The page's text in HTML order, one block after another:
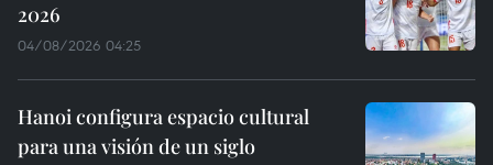
2026
04/08/2026 04:25
Hanoi configura espacio cultural
para una visión de un siglo